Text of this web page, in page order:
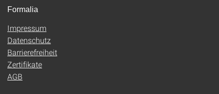
Formalia
Impressum
Datenschutz
Barrierefreiheit
Zertifikate
AGB